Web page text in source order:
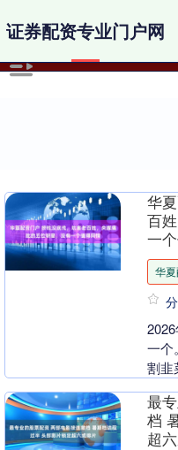
证券配资专业门户网
华
百
一
华
一个
割韭
死了
最
档
超